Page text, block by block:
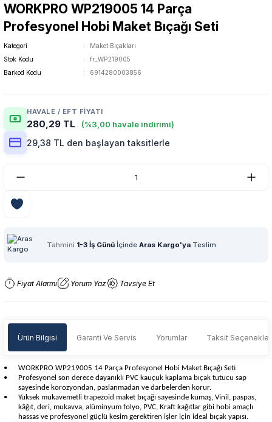
WORKPRO WP219005 14 Parça
Profesyonel Hobi Maket Bıçağı Seti
Kategori
Maket Bıçakları
Stok Kodu
fr_WP219005
Barkod Kodu
6914280003856
HAVALE / EFT FIYATI
280,29 TL (%3,00 havale indirimi)
29,38 TL den başlayan taksitlerle
Tahmini 1-3 İş Günü İçinde Aras Kargo'ya Teslim
Fiyat Alarmı Yorum Yaz Tavsiye Et
Ürün Bilgisi Garanti Ve Servis Yorumlar Taksit
•
WORKPRO WP219005 14 Parça Profesyonel Hobi Maket Bıçağı Seti
•
Profesyonel son derece dayanıklı PVC kauçuk kaplama bıçak tutucu sap
sayesinde korozyondan, paslanmadan ve darbelerden korur.
•
Yüksek mukavemetli trapezoid maket bıçağı sayesinde kumaş, Vinil, paspas,
kâğıt, deri, mukavva, alüminyum folyo, PVC, Kraft kağıtlar gibi hobi amaçlı
hassas ve profesyonel güçlü kesim gerektiren işler için ideal bıçak yapısı.